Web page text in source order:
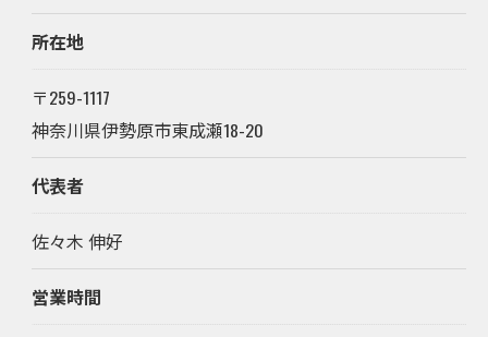
所在地
〒259-1117
神奈川県伊勢原市東成瀬18-20
代表者
佐々木 伸好
営業時間